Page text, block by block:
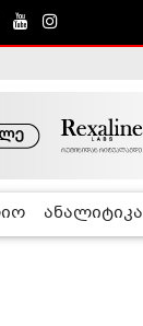
ანალიტიკა